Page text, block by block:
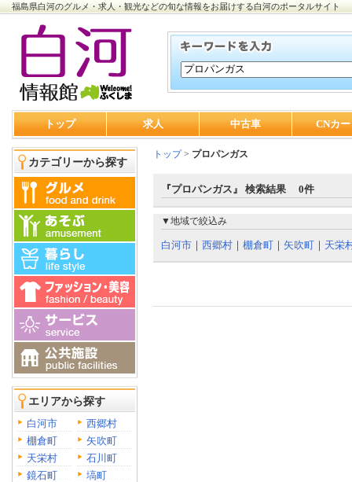
福島県白河のグルメ・求人・観光などの旬な情報をお届けする白河のポータルサイト
トップ 求人 中古車 CNカ
カテゴリーから探す
エリアから探す
白河市
西郷村
棚倉町
矢吹町
天栄村
石川町
鏡石町
塙町
トップ> プロパンガス
『プロパンガス』 検索結果 0件
▼地域で絞込み
白河市 ｜ 西郷村 ｜ 棚倉町 ｜ 矢吹町 ｜ 天栄